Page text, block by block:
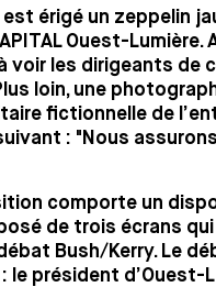
érigé un zeppelin
Ouest-Lumière.
voir les dirigeants de
loin, une
fictionnelle de
: "Nous
comporte un
de trois écrans
Bush/Kerry. Le
le président d’Ouest-